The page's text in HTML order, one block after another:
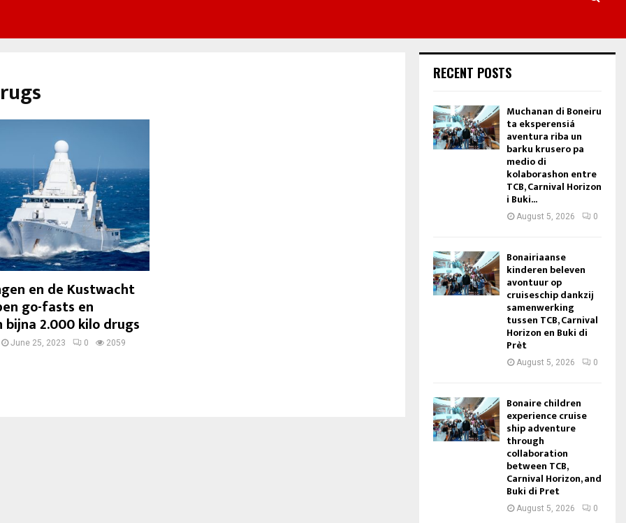
en de Kustwacht
go-fasts en
bijna 2.000 kilo drugs
June 25, 2023 0 2059
RECENT POSTS
Muchanan di Boneiru
ta eksperensiá
aventura riba un
barku krusero pa
medio di
kolaborashon entre
TCB, Carnival Horizon
i Buki...
August 5, 2026 0
Bonairiaanse
kinderen beleven
avontuur op
cruiseschip dankzij
samenwerking
tussen TCB, Carnival
Horizon en Buki di
Prèt
August 5, 2026 0
Bonaire children
experience cruise
ship adventure
through
collaboration
between TCB,
Carnival Horizon, and
Buki di Pret
August 5, 2026 0